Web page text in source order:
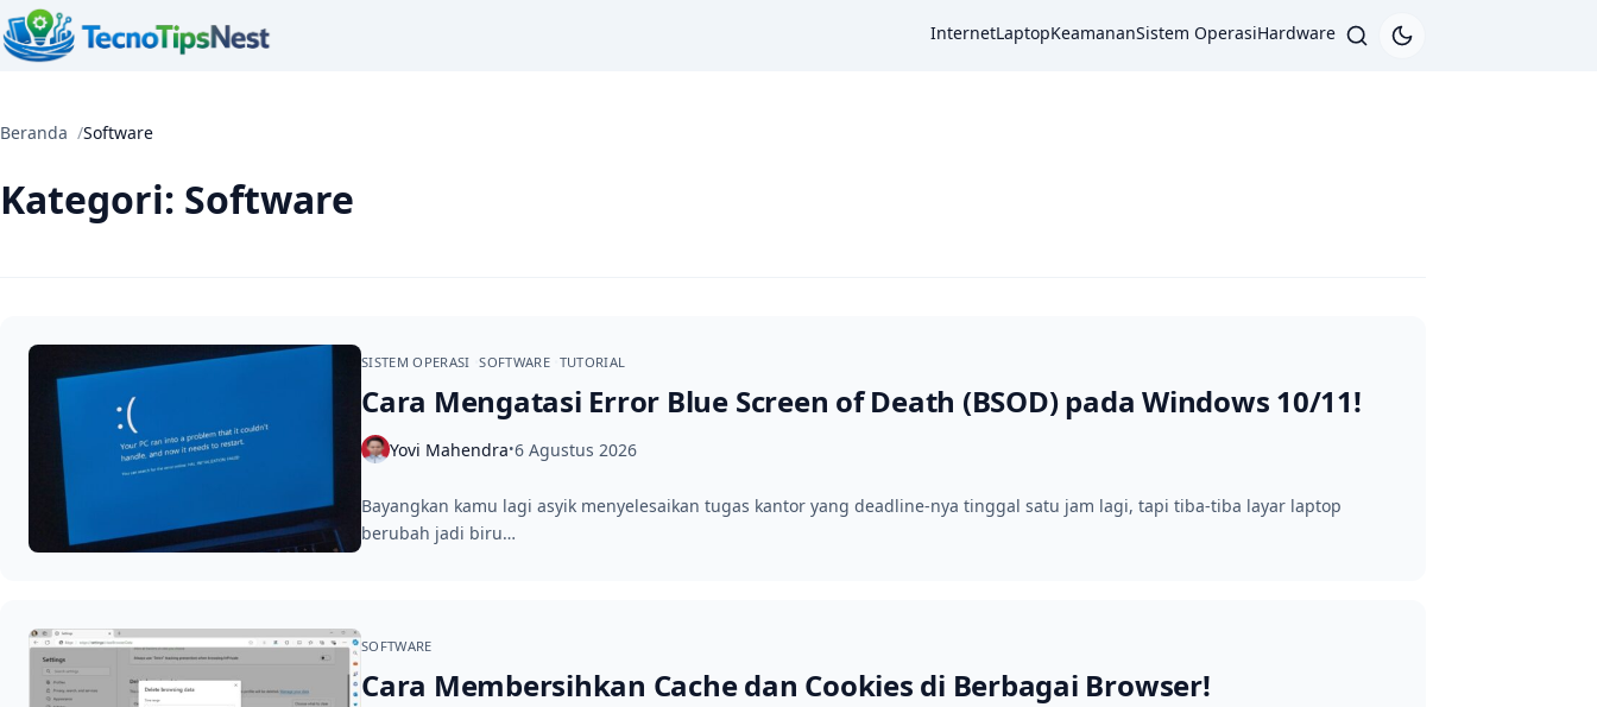
InternetLaptopKeamananSistem OperasiHardware
Beranda Software
Kategori: Software
SISTEM OPERASI SOFTWARE TUTORIAL
Cara Mengatasi Error Blue Screen of Death (BSOD) pada Windows 10/11!
Yovi Mahendra•6 Agustus 2026
Bayangkan kamu lagi asyik menyelesaikan tugas kantor yang deadline-nya tinggal satu jam lagi, tapi tiba-tiba layar laptop
berubah jadi biru…
SOFTWARE
Cara Membersihkan Cache dan Cookies di Berbagai Browser!